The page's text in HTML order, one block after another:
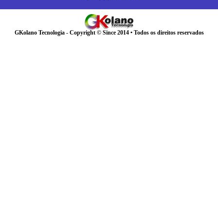
GKolano Tecnologia - Copyright © Since 2014 • Todos os direitos reservados